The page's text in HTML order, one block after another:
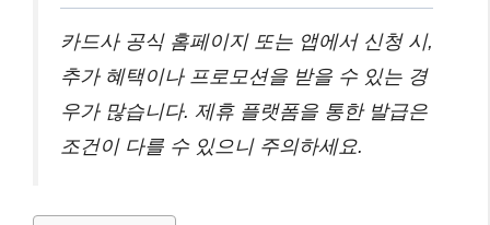
카드사 공식 홈페이지 또는 앱에서 신청 시,
추가 혜택이나 프로모션을 받을 수 있는 경
우가 많습니다. 제휴 플랫폼을 통한 발급은
조건이 다를 수 있으니 주의하세요.